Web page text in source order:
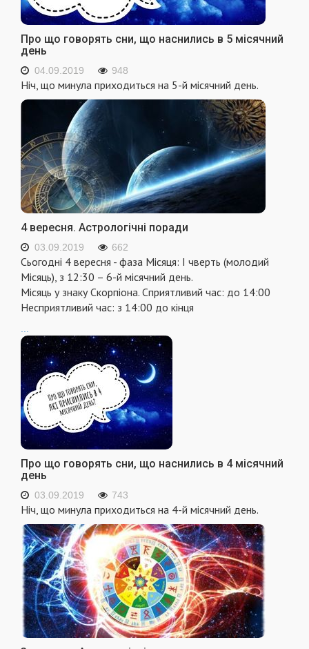
Про що говорять сни, що наснились в 5 місячний
день
04.09.2019 948
Ніч, що минула приходиться на 5-й місячний день.
4 вересня. Астрологічні поради
03.09.2019 662
Сьогодні 4 вересня - фаза Місяця: I чверть (молодий
Місяць), з 12:30 – 6-й місячний день.
Місяць у знаку Скорпіона. Сприятливий час: до 14:00
Несприятливий час: з 14:00 до кінця
...
Про що говорять сни, що наснились в 4 місячний
день
03.09.2019 743
Ніч, що минула приходиться на 4-й місячний день.